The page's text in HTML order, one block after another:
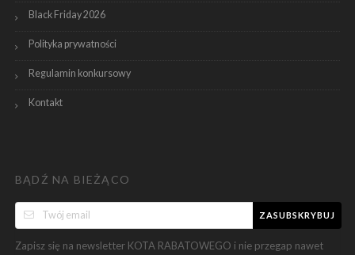
Black Friday 2026
Polityka prywatności
Regulamin konkursowy
Kontakt
BĄDŹ NA BIEŻĄCO
ZASUBSKRYBUJ
Zapisz się na newsletter KOTA RABATOWEGO i nie przegap nawet